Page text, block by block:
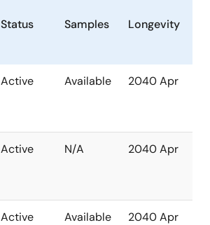
Status Samples Longevity
Active Available 2040 Apr
Active N/A 2040 Apr
Active Available 2040 Apr